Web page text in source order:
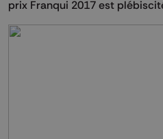
prix Franqui 2017 est